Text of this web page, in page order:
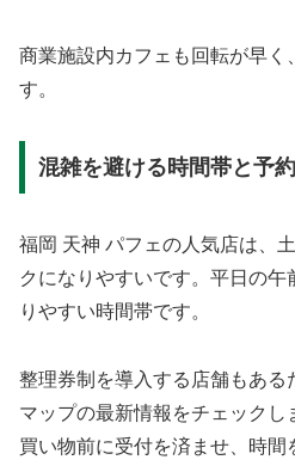
商業施設内カフェも回転が早く
す。
混雑を避ける時間帯と予
福岡 天神 パフェの人気店は、
クになりやすいです。平日の午
りやすい時間帯です。
整理券制を導入する店舗もあ
マップの最新情報をチェックし
買い物前に受付を済ませ、時間